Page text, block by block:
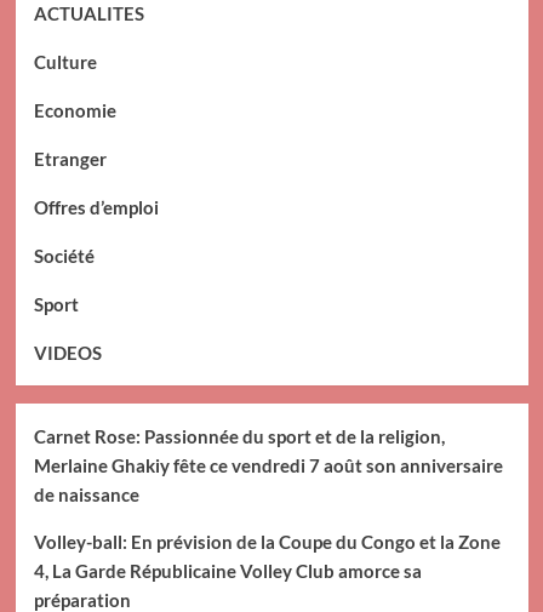
ACTUALITES
Culture
Economie
Etranger
Offres d’emploi
Société
Sport
VIDEOS
Carnet Rose: Passionnée du sport et de la religion,
Merlaine Ghakiy fête ce vendredi 7 août son anniversaire
de naissance
Volley-ball: En prévision de la Coupe du Congo et la Zone
4, La Garde Républicaine Volley Club amorce sa
préparation